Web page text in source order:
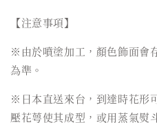
【注意事項】
※由於噴塗加工，顏色飾面會
為準。
※日本直送來台，到達時花形
壓花萼使其成型，或用蒸氣熨